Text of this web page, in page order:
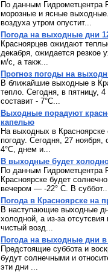
По данным Гидрометцентра
морозные и ясные
воздуха утром опустит...
Погода на выходные дни
Красноярцев ожидают
декабря, ожидается резкое
м/с, а такж...
Прогноз погоды на
В ближайшие выходные в
тепло. Сегодня, в пятницу,
составит - 7°C...
Выходные порадуют
капелью
На выходных в
погоду. Сегодня, 27 ноября,
4°C, днем и...
В выходные будет
По данным Гидрометцентра
Красноярске будет
вечером — -22° C. В
Погода в Красноярске на
В наступающие выходные
холодной, а из-за
чистый возд...
Погода на выходные дни в
Предстоящие суббота и
будут солнечными и
эти дни ...